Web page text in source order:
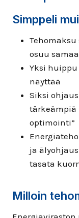
Simppeli
osuu
Yksi
näyttää
Siksi
tärkeämpiä
optimointi”
ja
tasata
Milloin